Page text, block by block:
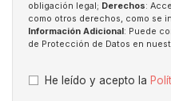
obligación legal; Derechos:
como otros derechos, como se
Información Adicional : Puede
de Protección de Datos en
He leído y acepto la